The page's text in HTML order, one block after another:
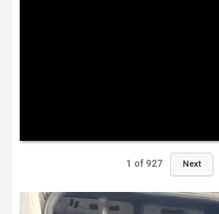
1 of 927 Next